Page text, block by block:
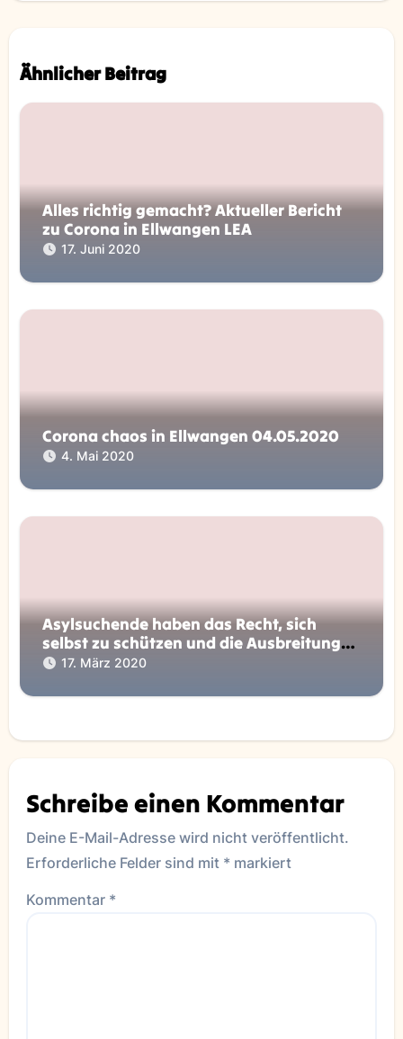
Ähnlicher Beitrag
Alles richtig gemacht? Aktueller Bericht
zu Corona in Ellwangen LEA
17. Juni 2020
Corona chaos in Ellwangen 04.05.2020
4. Mai 2020
Asylsuchende haben das Recht, sich
selbst zu schützen und die Ausbreitung
von Coronavirus einzudämmen!
17. März 2020
Schreibe einen Kommentar
Deine E-Mail-Adresse wird nicht veröffentlicht.
Erforderliche Felder sind mit * markiert
Kommentar *